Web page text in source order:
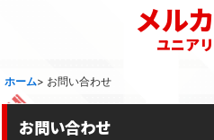
メル
ユニア
ホーム> お問い合わせ
お問い合わせ